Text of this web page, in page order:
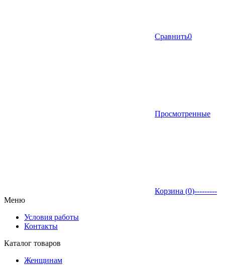
Сравнить0
Просмотренные
Корзина (0)---------
Меню
Условия работы
Контакты
Каталог товаров
Женщинам